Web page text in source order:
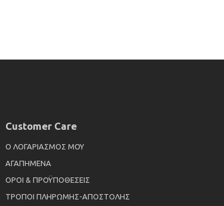
Customer Care
Ο ΛΟΓΑΡΙΑΣΜΟΣ ΜΟΥ
ΑΓΑΠΗΜΕΝΑ
ΟΡΟΙ & ΠΡΟΫΠΟΘΕΣΕΙΣ
ΤΡΟΠΟΙ ΠΛΗΡΩΜΗΣ-ΑΠΟΣΤΟΛΗΣ